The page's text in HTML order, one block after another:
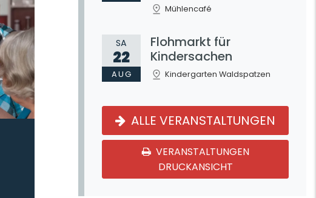
Mühlencafé
SA
22
AUG
Flohmarkt für
Kindersachen
Kindergarten Waldspatzen
ALLE VERANSTALTUNGEN
VERANSTALTUNGEN
DRUCKANSICHT